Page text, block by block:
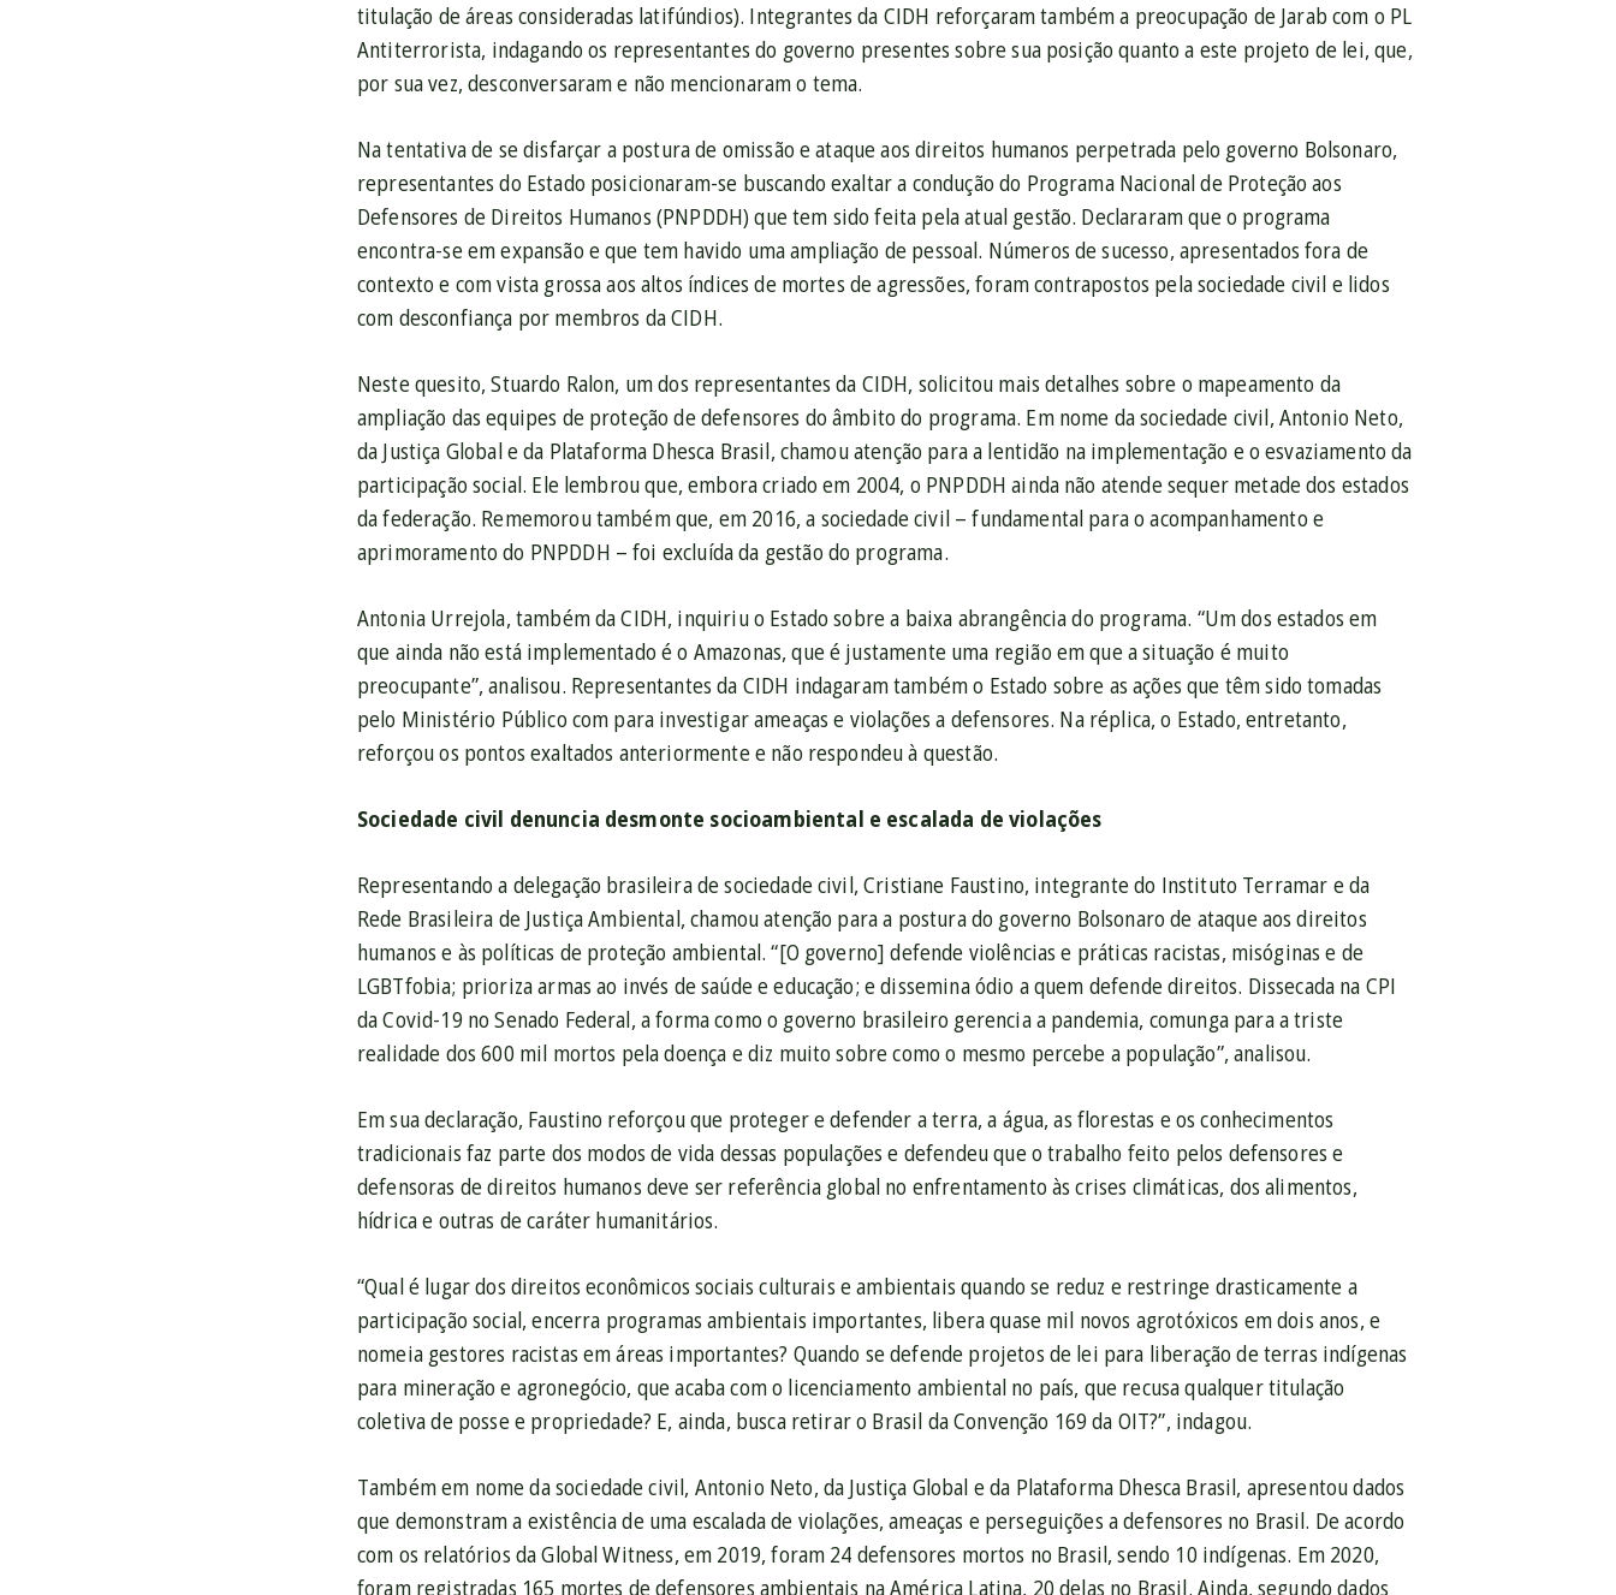
titulação de áreas consideradas latifúndios). Integrantes da CIDH reforçaram também a preocupação de Jarab com o PL
Antiterrorista, indagando os representantes do governo presentes sobre sua posição quanto a este projeto de lei, que,
por sua vez, desconversaram e não mencionaram o tema.
Na tentativa de se disfarçar a postura de omissão e ataque aos direitos humanos perpetrada pelo governo Bolsonaro,
representantes do Estado posicionaram-se buscando exaltar a condução do Programa Nacional de Proteção aos
Defensores de Direitos Humanos (PNPDDH) que tem sido feita pela atual gestão. Declararam que o programa
encontra-se em expansão e que tem havido uma ampliação de pessoal. Números de sucesso, apresentados fora de
contexto e com vista grossa aos altos índices de mortes de agressões, foram contrapostos pela sociedade civil e lidos
com desconfiança por membros da CIDH.
Neste quesito, Stuardo Ralon, um dos representantes da CIDH, solicitou mais detalhes sobre o mapeamento da
ampliação das equipes de proteção de defensores do âmbito do programa. Em nome da sociedade civil, Antonio Neto,
da Justiça Global e da Plataforma Dhesca Brasil, chamou atenção para a lentidão na implementação e o esvaziamento da
participação social. Ele lembrou que, embora criado em 2004, o PNPDDH ainda não atende sequer metade dos estados
da federação. Rememorou também que, em 2016, a sociedade civil – fundamental para o acompanhamento e
aprimoramento do PNPDDH – foi excluída da gestão do programa.
Antonia Urrejola, também da CIDH, inquiriu o Estado sobre a baixa abrangência do programa. “Um dos estados em
que ainda não está implementado é o Amazonas, que é justamente uma região em que a situação é muito
preocupante”, analisou. Representantes da CIDH indagaram também o Estado sobre as ações que têm sido tomadas
pelo Ministério Público com para investigar ameaças e violações a defensores. Na réplica, o Estado, entretanto,
reforçou os pontos exaltados anteriormente e não respondeu à questão.
Sociedade civil denuncia desmonte socioambiental e escalada de violações
Representando a delegação brasileira de sociedade civil, Cristiane Faustino, integrante do Instituto Terramar e da
Rede Brasileira de Justiça Ambiental, chamou atenção para a postura do governo Bolsonaro de ataque aos direitos
humanos e às políticas de proteção ambiental. “[O governo] defende violências e práticas racistas, misóginas e de
LGBTfobia; prioriza armas ao invés de saúde e educação; e dissemina ódio a quem defende direitos. Dissecada na CPI
da Covid-19 no Senado Federal, a forma como o governo brasileiro gerencia a pandemia, comunga para a triste
realidade dos 600 mil mortos pela doença e diz muito sobre como o mesmo percebe a população”, analisou.
Em sua declaração, Faustino reforçou que proteger e defender a terra, a água, as florestas e os conhecimentos
tradicionais faz parte dos modos de vida dessas populações e defendeu que o trabalho feito pelos defensores e
defensoras de direitos humanos deve ser referência global no enfrentamento às crises climáticas, dos alimentos,
hídrica e outras de caráter humanitários.
“Qual é lugar dos direitos econômicos sociais culturais e ambientais quando se reduz e restringe drasticamente a
participação social, encerra programas ambientais importantes, libera quase mil novos agrotóxicos em dois anos, e
nomeia gestores racistas em áreas importantes? Quando se defende projetos de lei para liberação de terras indígenas
para mineração e agronegócio, que acaba com o licenciamento ambiental no país, que recusa qualquer titulação
coletiva de posse e propriedade? E, ainda, busca retirar o Brasil da Convenção 169 da OIT?”, indagou.
Também em nome da sociedade civil, Antonio Neto, da Justiça Global e da Plataforma Dhesca Brasil, apresentou dados
que demonstram a existência de uma escalada de violações, ameaças e perseguições a defensores no Brasil. De acordo
com os relatórios da Global Witness, em 2019, foram 24 defensores mortos no Brasil, sendo 10 indígenas. Em 2020,
foram registradas 165 mortes de defensores ambientais na América Latina, 20 delas no Brasil. Ainda, segundo dados